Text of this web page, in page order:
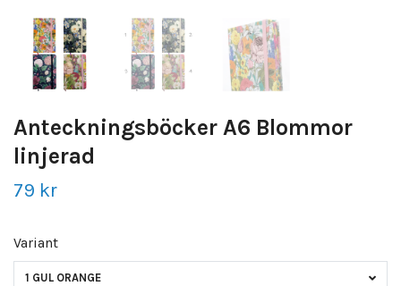
Anteckningsböcker A6 Blommor
linjerad
79 kr
Variant
1 GUL ORANGE